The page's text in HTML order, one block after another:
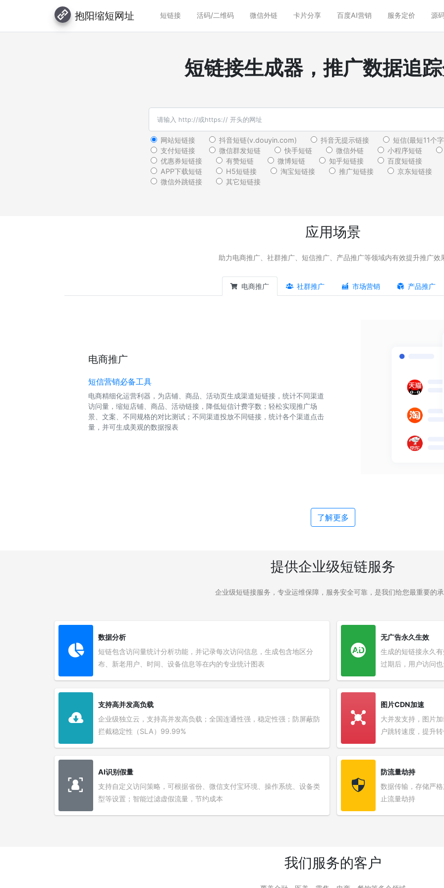
抱阳缩短网址 短链接 活码/二维码 微信外链 卡片分享 百度AI营销 服务定价 源
短链接生成器，推广数据追
网站短链接 抖音短链(v.douyin.com) 抖音无提示链接
短信(最短11个
支付短链接
微信群发短链 快手短链 微信外链
小程序短链
优惠券短链接
有赞短链 微博短链 知乎短链接
百度短链接
APP下载短链
H5短链接 淘宝短链接 推广短链接
京东短链接
微信外跳链接
其它短链接
应用场景
助力电商推广、社群推广、短信推广、产品推广等领域内有效提升推广效
电商推广 社群推广 市场营销 产品推广
电商推广
短信营销必备工具
电商精细化运营利器，为店铺、商品、活动页生成渠道短链接，统计不同渠道
访问量，缩短店铺、商品、活动链接，降低短信计费字数；轻松实现推广场
景、文案、不同规格的对比测试；不同渠道投放不同链接，统计各个渠道点击
量，并可生成美观的数据报表
了解更多
提供企业级短链服务
企业级短链接服务，专业运维保障，服务安全可靠，是我们给您最重要的
数据分析
短链包含访问量统计分析功能，并记录每次访问信息，生成包含地区分
布、新老用户、时间、设备信息等在内的专业统计图表
支持高并发高负载
企业级独立云，支持高并发高负载；全国连通性强，稳定性强；防屏蔽防
拦截稳定性（SLA）99.99%
AI识别假量
支持自定义访问策略，可根据省份、微信支付宝环境、操作系统、设备类
型等设置；智能过滤虚假流量，节约成本
无广告永久生效
生成的短链接永久
过期后，用户访问
图片CDN加速
大并发支持，图片
户跳转速度，提升
防流量劫持
数据传输，存储严
止流量劫持
我们服务的客户